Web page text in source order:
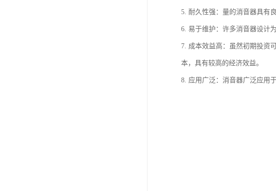
5. 耐久性强：量的消音器具有
6. 易于维护：许多消音器设计
7. 成本效益高：虽然初期投资
本，具有较高的经济效益。
8. 应用广泛：消音器广泛应用